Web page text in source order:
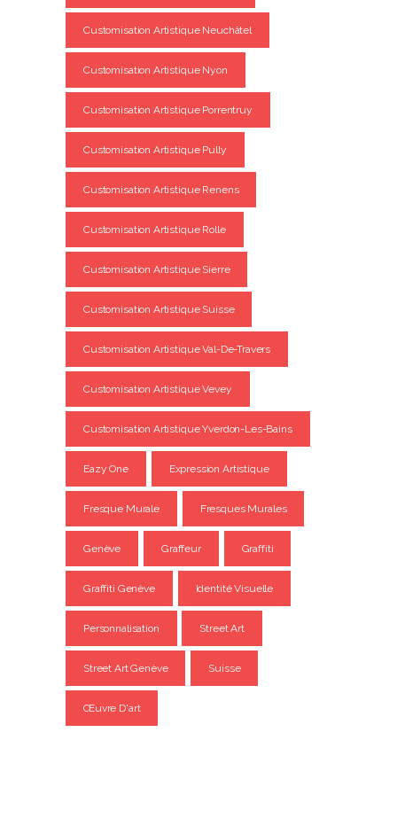
Customisation Artistique Neuchâtel
Customisation Artistique Nyon
Customisation Artistique Porrentruy
Customisation Artistique Pully
Customisation Artistique Renens
Customisation Artistique Rolle
Customisation Artistique Sierre
Customisation Artistique Suisse
Customisation Artistique Val-De-Travers
Customisation Artistique Vevey
Customisation Artistique Yverdon-Les-Bains
Eazy One Expression Artistique
Fresque Murale Fresques Murales
Genève Graffeur Graffiti
Graffiti Genève Identité Visuelle
Personnalisation Street Art
Street Art Genève Suisse
Œuvre D'art